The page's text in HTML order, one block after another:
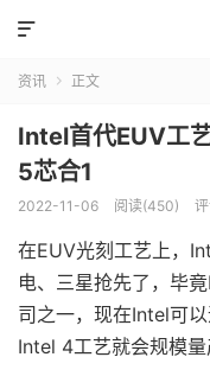

资讯  正文
Intel首代EUV工
5芯合1
2022-11-06 阅读(450)
在EUV光刻工艺上，
电、三星抢先了，毕
司之一，现在Intel可
Intel 4工艺就会规模量